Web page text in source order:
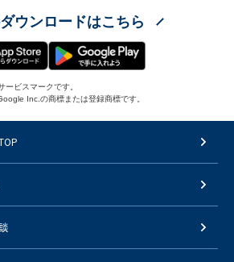
ウンロードはこちら
ビスマークです。
Inc.の商標または登録商標です。